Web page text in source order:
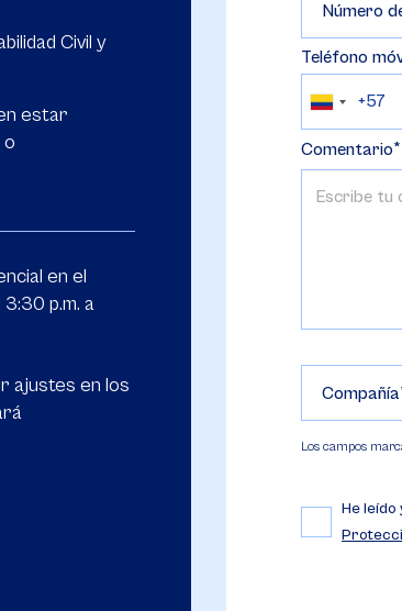
Civil y
estar
o
en el
p.m. a
ajustes en los
Número
Teléfono
Comentario
Compañía
Los campos
He